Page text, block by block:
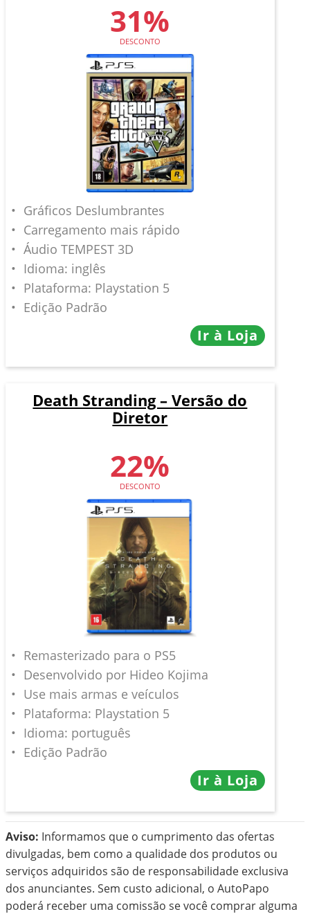
31%
DESCONTO
Gráficos Deslumbrantes
Carregamento mais rápido
Áudio TEMPEST 3D
Idioma: inglês
Plataforma: Playstation 5
Edição Padrão
Ir à Loja
Death Stranding – Versão do
Diretor
22%
DESCONTO
Remasterizado para o PS5
Desenvolvido por Hideo Kojima
Use mais armas e veículos
Plataforma: Playstation 5
Idioma: português
Edição Padrão
Ir à Loja
Aviso: Informamos que o cumprimento das ofertas
divulgadas, bem como a qualidade dos produtos ou
serviços adquiridos são de responsabilidade exclusiva
dos anunciantes. Sem custo adicional, o AutoPapo
poderá receber uma comissão se você comprar alguma